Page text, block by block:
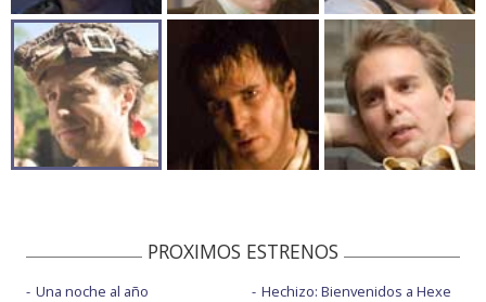
PROXIMOS ESTRENOS
Una noche al año
Hechizo: Bienvenidos a Hexe